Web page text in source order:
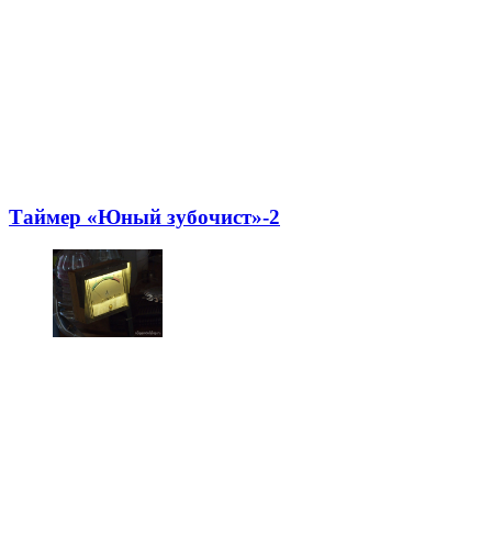
Таймер «Юный зубочист»-2